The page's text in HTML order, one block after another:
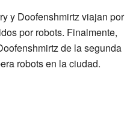
y Doofenshmirtz viajan por
por robots. Finalmente,
de la segunda
robots en la ciudad.